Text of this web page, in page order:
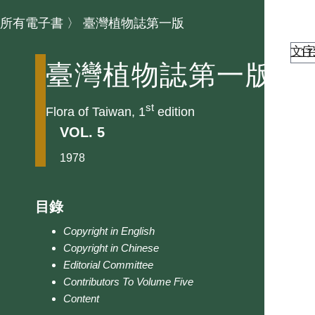
所有電子書 〉 臺灣植物誌第一版
臺灣植物誌第一版
Flora of Taiwan, 1st edition
VOL. 5
1978
目錄
Copyright in English
Copyright in Chinese
Editorial Committee
Contributors To Volume Five
Content
文